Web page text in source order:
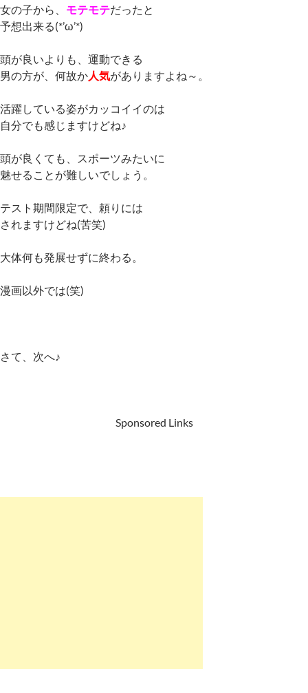
女の子から、 モテモテだったと
予想出来る(*’ω’*)
頭が良いよりも、運動できる
男の方が、何故か人気がありますよね～。
活躍している姿がカッコイイのは
自分でも感じますけどね♪
頭が良くても、スポーツみたいに
魅せることが難しいでしょう。
テスト期間限定で、頼りには
されますけどね(苦笑)
大体何も発展せずに終わる。
漫画以外では(笑)
さて、次へ♪
Sponsored Links